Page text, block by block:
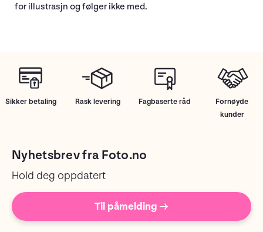
for illustrasjn og følger ikke med.
Sikker betaling Rask levering Fagbaserte råd
Fornøyde
kunder
Nyhetsbrev fra Foto.no
Hold deg oppdatert
Til påmelding →